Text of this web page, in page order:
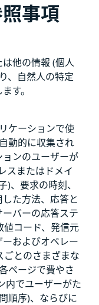
事項
他の情報 (個人
、自然人の特定
す。
ケーションで使
動的に収集され
ンのユーザーが
スまたはドメイ
)、要求の時刻、
た方法、応答と
バーの応答ステ
値コード、発信元
およびオペレー
ごとのさまざまな
ページで費やさ
内でユーザーがた
順序)、ならびに